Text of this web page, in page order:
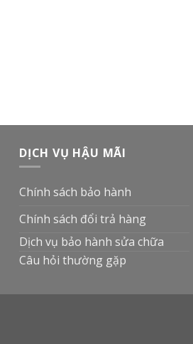
DỊCH VỤ HẬU MÃI
Chính sách bảo hành
Chính sách đổi trả hàng
Dịch vụ bảo hành sửa chữa
Câu hỏi thường gặp